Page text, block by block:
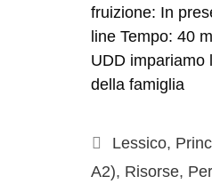
fruizione: In
line Tempo: 40
UDD impariamo
della famiglia
Lessico,
A2), Risorse,